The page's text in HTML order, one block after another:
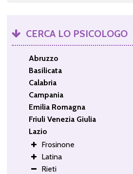
CERCA LO PSICOLOGO
Abruzzo
Basilicata
Calabria
Campania
Emilia Romagna
Friuli Venezia Giulia
Lazio
Frosinone
Latina
Rieti